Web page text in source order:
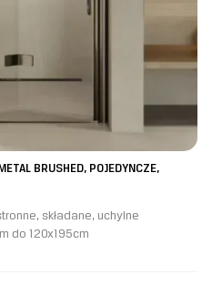
BRUSHED, POJEDYNCZE,
składane, uchylne
do 120x195cm